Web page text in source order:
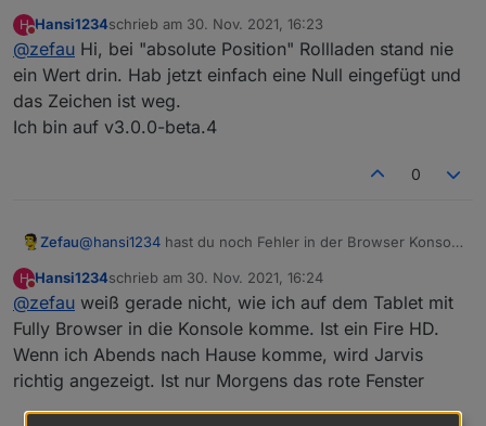
	transform: scale(2.5, 2.5);
}
.jarvis-tabs-container {
	height: 60px;
}
}
/* Klickbereich bei 60px Höhe sonst evtl
	min-width: 40px!important;
	min-height: 50px;
->
In die Doku aufgenommen:
https://mcuiobroker.gitbook.io/jarvis-
infos/jarvis/besonderheiten-v3/styles/tabs/tab-
Datenpunkte bei dir?
H
Nicht stören
Hansi1234schrieb am 30. Nov. 2021, 16:23
zuletzt editiert von
@zefau Hi, bei "absolute Position" Rollladen stand nie
ein Wert drin. Hab jetzt einfach eine Null eingefügt und
das Zeichen ist weg.
Ich bin auf v3.0.0-beta.4
0
Zefau@hansi1234 hast du noch Fehler in der Browser Konsole
H
Nicht stören
Hansi1234schrieb am 30. Nov. 2021, 16:24
zuletzt editiert von
@zefau weiß gerade nicht, wie ich auf dem Tablet mit
Fully Browser in die Konsole komme. Ist ein Fire HD.
Wenn ich Abends nach Hause komme, wird Jarvis
richtig angezeigt. Ist nur Morgens das rote Fenster